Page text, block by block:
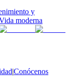
y
moderna
|Conócenos